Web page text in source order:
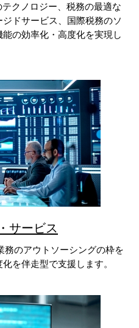
クノロジー、税務の最適な
ドサービス、国際税務のソ
の効率化・高度化を実現し
サービス
のアウトソーシングの枠を
を伴走型で支援します。